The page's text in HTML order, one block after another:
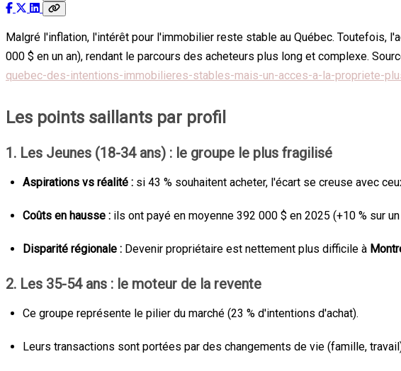
Malgré l'inflation, l'intérêt pour l'immobilier reste stable au Québec. Toutefois,
000 $ en un an), rendant le parcours des acheteurs plus long et complexe.
quebec-des-intentions-immobilieres-stables-mais-un-acces-a-la-propriete-
Les points saillants par profil
1. Les Jeunes (18-34 ans) : le groupe le plus fragilisé
Aspirations vs réalité : si 43 % souhaitent acheter, l'écart se creuse avec
Coûts en hausse : ils ont payé en moyenne 392 000 $ en 2025 (+10 % sur un
Disparité régionale : Devenir propriétaire est nettement plus difficile à
2. Les 35-54 ans : le moteur de la revente
Ce groupe représente le pilier du marché (23 % d'intentions d'achat).
Leurs transactions sont portées par des changements de vie (famille,